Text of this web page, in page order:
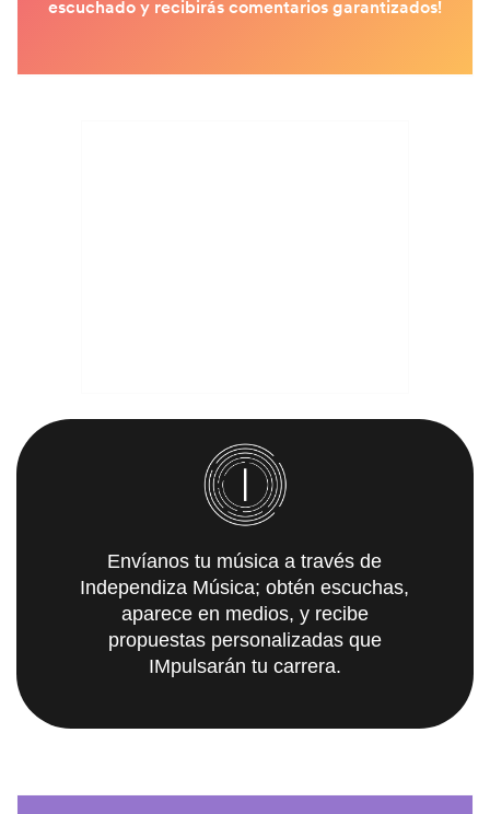
Envíanos tu música a través de
Independiza Música; obtén escuchas,
aparece en medios, y recibe
propuestas personalizadas que
IMpulsarán tu carrera.